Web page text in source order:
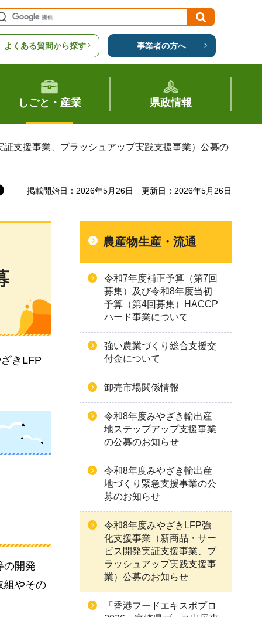
よくある質問から探す 事業者の方へ
しごと・産業 県政情報
支援事業、ブラッシュアップ実践支援事業）公募の
掲載開始日：2026年5月26日 更新日：2026年5月26日
きLFP
の開発
組やその
農産物生産・流通
令和7年度補正予算（第7回
募集）及び令和8年度当初
予算（第4回募集）HACCP
ハード事業について
強い農業づくり総合支援交
付金について
卸売市場関係情報
令和8年度みやざき輸出産
地ステップアップ支援事業
の公募のお知らせ
令和8年度みやざき輸出産
地づくり緊急支援事業の公
募のお知らせ
令和8年度みやざきLFP強
化支援事業（新商品・サー
ビス開発実証支援事業、ブ
ラッシュアップ実践支援事
業）公募のお知らせ
「香港フードエキスポプロ